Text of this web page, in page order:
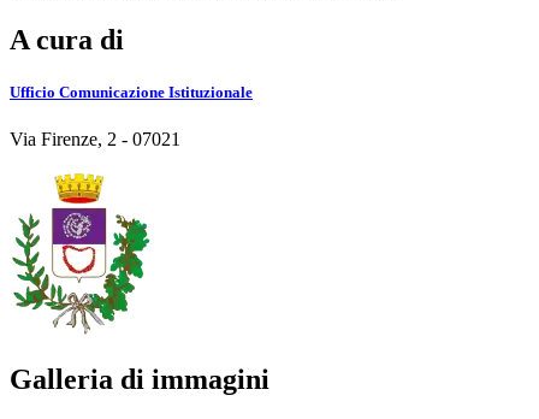
A cura di
Ufficio Comunicazione Istituzionale
Via Firenze, 2 - 07021
Galleria di immagini